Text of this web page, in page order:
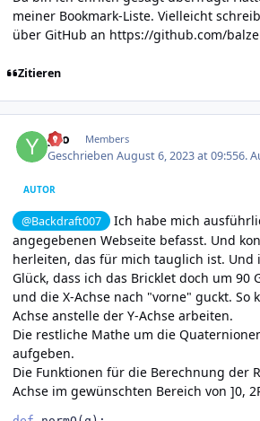
meiner Bookmark-Liste. Vielleicht
über GitHub an https://github.com/
Zitieren
yvo Members
GeschriebenAugust 6, 2023 at 09:556.
AUTOR
@Backdraft007
Ich habe mich
angegebenen Webseite befasst. Und
herleiten, das für mich tauglich ist. Und
Glück, dass ich das Bricklet doch um 90
und die X-Achse nach "vorne" guckt. So
Achse anstelle der Y-Achse arbeiten.
Die restliche Mathe um die
aufgeben.
Die Funktionen für die Berechnung der
Achse im gewünschten Bereich von ]0,